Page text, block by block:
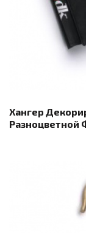
Хангер
Разноцветной